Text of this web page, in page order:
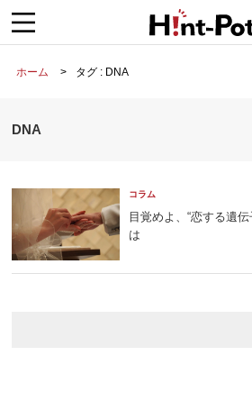
ホーム タグ : DNA
DNA
コラム
目覚めよ、“恋する遺
は